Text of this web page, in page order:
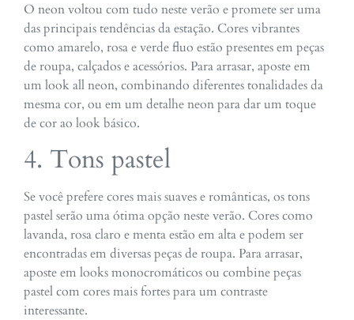
O neon voltou com tudo neste verão e promete ser uma
das principais tendências da estação. Cores vibrantes
como amarelo, rosa e verde fluo estão presentes em peças
de roupa, calçados e acessórios. Para arrasar, aposte em
um look all neon, combinando diferentes tonalidades da
mesma cor, ou em um detalhe neon para dar um toque
de cor ao look básico.
4. Tons pastel
Se você prefere cores mais suaves e românticas, os tons
pastel serão uma ótima opção neste verão. Cores como
lavanda, rosa claro e menta estão em alta e podem ser
encontradas em diversas peças de roupa. Para arrasar,
aposte em looks monocromáticos ou combine peças
pastel com cores mais fortes para um contraste
interessante.